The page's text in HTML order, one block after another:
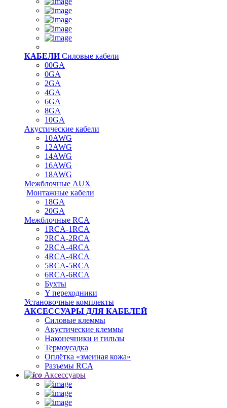
КАБЕЛИСиловые кабели
00GA
0GA
2GA
4GA
6GA
8GA
10GA
Акустические кабели
10AWG
12AWG
14AWG
16AWG
18AWG
Межблочные AUX
Монтажные кабели
18GA
20GA
Межблочные RCA
1RCA-1RCA
2RCA-2RCA
2RCA-4RCA
4RCA-4RCA
5RCA-5RCA
6RCA-6RCA
Бухты
Y переходники
Установочные комплекты
АКСЕССУАРЫ ДЛЯ КАБЕЛЕЙ
Силовые клеммы
Акустические клеммы
Наконечники и гильзы
Термоусадка
Oплётка «змеиная кожа»
Разъемы RCA
Аксессуары